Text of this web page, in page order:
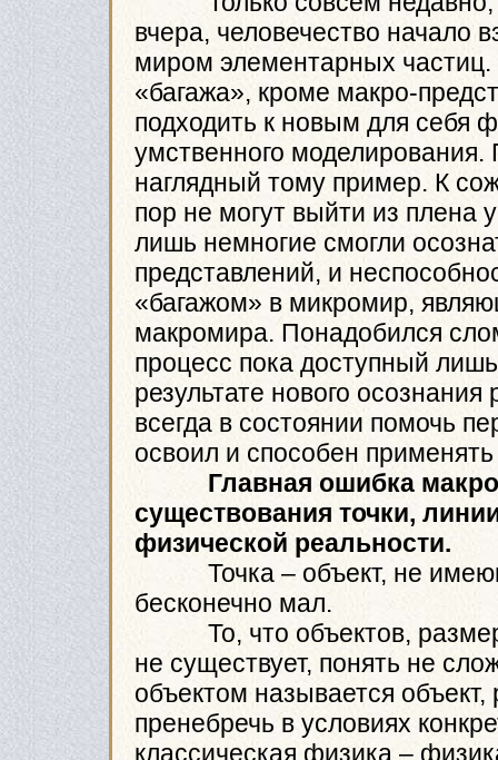
вчера, человечество начало
миром элементарных частиц.
«багажа», кроме макро-
подходить к новым для себя
умственного
наглядный тому пример. К
пор не могут выйти из плена
лишь немногие смогли
представлений, и
«багажом» в микромир,
макромира. Понадобился
процесс пока доступный
результате нового
всегда в состоянии помочь
освоил и способен
Главная ошибка
существования точки,
физической реальности.
Точка – объект, не
бесконечно мал.
То, что объектов, размер
не существует, понять не
объектом называется
пренебречь в условиях
классическая физика –